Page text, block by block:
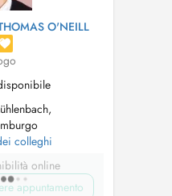
O'NEILL
colleghi
online
appuntamento